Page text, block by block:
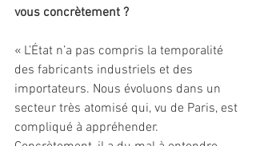
vous concrètement ?
« L’État n’a pas compris la temporalité
des fabricants industriels et des
importateurs. Nous évoluons dans un
secteur très atomisé qui, vu de Paris, est
compliqué à appréhender.